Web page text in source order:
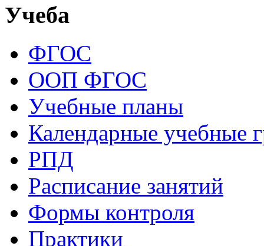
Учеба
ФГОС
ООП ФГОС
Учебные планы
Календарные учебные
РПД
Расписание занятий
Формы контроля
Практики